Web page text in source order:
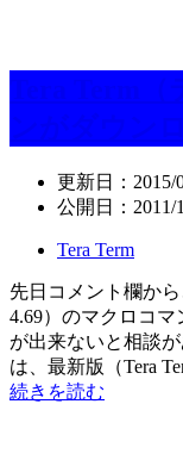
更新日： 2015/
公開日： 2011/
Tera Term
先日コメント欄から
4.69）のマクロコ
が出来ないと相談
は、最新版（Tera
続きを読む